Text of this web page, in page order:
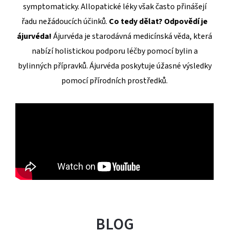
symptomaticky. Allopatické léky však často přinášejí
řadu nežádoucích účinků. Co tedy dělat? Odpovědí je
ájurvéda!Ájurvéda je starodávná medicínská věda, která
nabízí holistickou podporu léčby pomocí bylin a
bylinných přípravků. Ájurvéda poskytuje úžasné výsledky
pomocí přírodních prostředků.
BLOG